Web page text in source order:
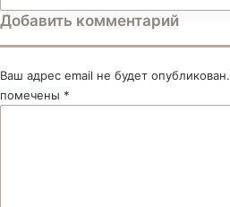
Добавить комментарий
Ваш адрес email не будет опубликован.
помечены *